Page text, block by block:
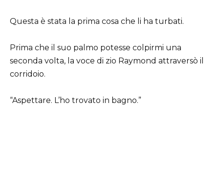
Questa è stata la prima cosa che li ha turbati.
Prima che il suo palmo potesse colpirmi una
seconda volta, la voce di zio Raymond attraversò il
corridoio.
“Aspettare. L’ho trovato in bagno.”